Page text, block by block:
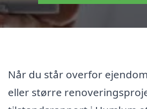
Når du står overfor
eller større